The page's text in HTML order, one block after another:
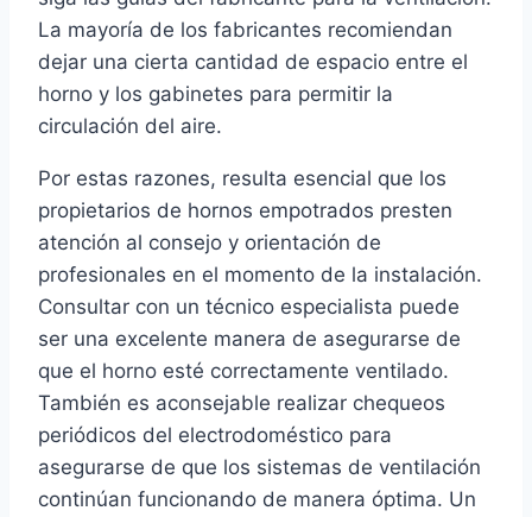
La mayoría de los fabricantes recomiendan
dejar una cierta cantidad de espacio entre el
horno y los gabinetes para permitir la
circulación del aire.
Por estas razones, resulta esencial que los
propietarios de hornos empotrados presten
atención al consejo y orientación de
profesionales en el momento de la instalación.
Consultar con un técnico especialista puede
ser una excelente manera de asegurarse de
que el horno esté correctamente ventilado.
También es aconsejable realizar chequeos
periódicos del electrodoméstico para
asegurarse de que los sistemas de ventilación
continúan funcionando de manera óptima. Un